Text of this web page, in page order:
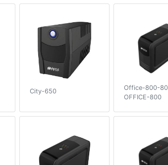
City-650
Office-800-
OFFICE-800